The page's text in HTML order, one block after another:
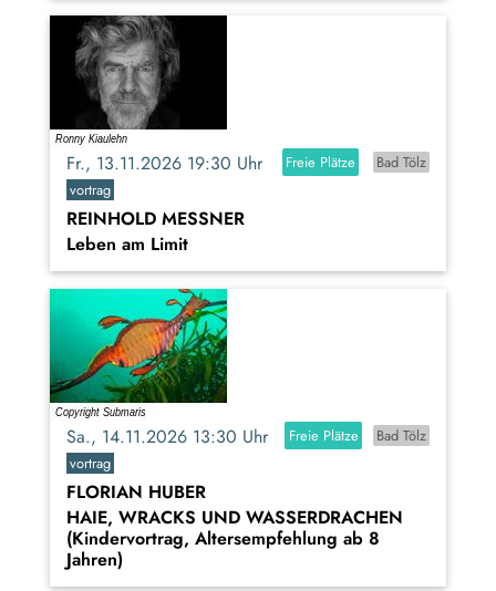
Fr., 13.11.2026 19:30 Uhr Freie Plätze
Bad Tölz
vortrag
REINHOLD MESSNER
Leben am Limit
Sa., 14.11.2026 13:30 Uhr Freie Plätze
Bad Tölz
vortrag
FLORIAN HUBER
HAIE, WRACKS UND WASSERDRACHEN
(Kindervortrag, Altersempfehlung ab 8
Jahren)